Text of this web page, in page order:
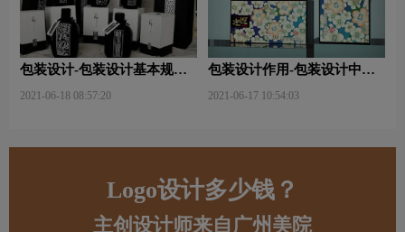
包装设计-包装设计基本规律
2021-06-18 08:57:20
包装设计作用-包装设计中文
2021-06-17 10:54:03
Logo设计多少钱？
主创设计师来自广州美院